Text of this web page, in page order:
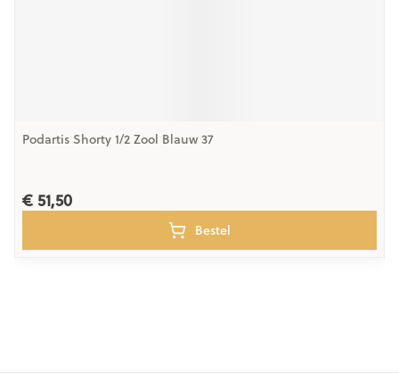
Podartis Shorty 1/2 Zool Blauw 37
€ 51,50
Bestel